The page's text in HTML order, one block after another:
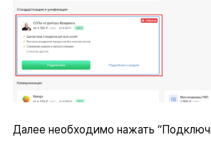
Далее необходимо нажать